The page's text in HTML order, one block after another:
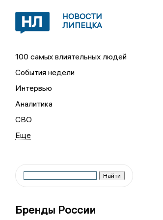
НОВОСТИ
ЛИПЕЦКА
100 самых влиятельных людей
События недели
Интервью
Аналитика
СВО
Бренды России